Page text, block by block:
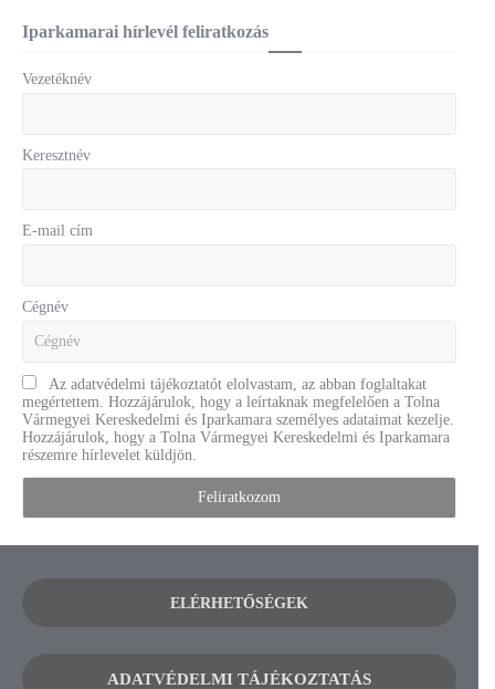
Iparkamarai hírlevél feliratkozás
Vezetéknév
Keresztnév
E-mail cím
Cégnév
Az adatvédelmi tájékoztatót elolvastam, az abban foglaltakat
megértettem. Hozzájárulok, hogy a leírtaknak megfelelően a Tolna
Vármegyei Kereskedelmi és Iparkamara személyes adataimat kezelje.
Hozzájárulok, hogy a Tolna Vármegyei Kereskedelmi és Iparkamara
részemre hírlevelet küldjön.
ELÉRHETŐSÉGEK
ADATVÉDELMI TÁJÉKOZTATÁS